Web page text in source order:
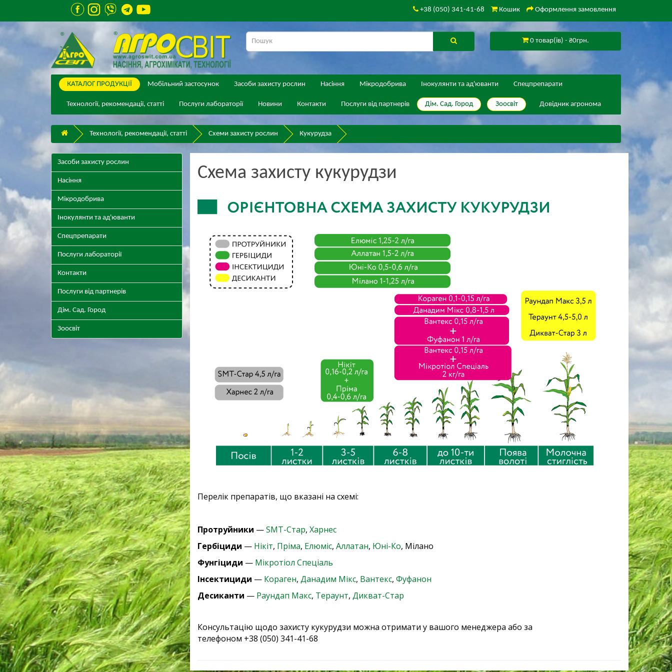
+38 (050) 341-41-68 Кошик Оформлення замовлення
0 товар(ів) - ₴0грн.
КАТАЛОГ ПPОДУКЦІЇ Мобільний застосунок Засоби захисту рослин Насіння Мікродобрива Інокулянти та ад'юванти Спецпрепарати
Технології, рекомендації, статті Послуги лабораторії Новини Контакти Послуги від партнерів Дім. Сад. Город Зоосвіт Довідник агронома
Технології, рекомендації, статті Схеми захисту рослин Кукурудза
Засоби захисту рослин
Насіння
Мікродобрива
Інокулянти та ад'юванти
Спецпрепарати
Послуги лабораторії
Контакти
Послуги від партнерів
Дім. Сад. Город
Зоосвіт
Схема захисту кукурудзи
Перелік препаратів, що вказані на схемі:
Протруйники —SMT-Стар, Харнес
Гербіциди — Нікіт, Пріма, Елюміс, Аллатан, Юні-Ко, Мілано
Фунгіциди — Мікротіол Спеціаль
Інсектициди — Кораген, Данадим Мікс, Вантекс, Фуфанон
Десиканти — Раундап Макс, Тераунт, Дикват-Стар
Консультацію щодо захисту кукурудзи можна отримати у вашого менеджера або за
телефоном +38 (050) 341-41-68